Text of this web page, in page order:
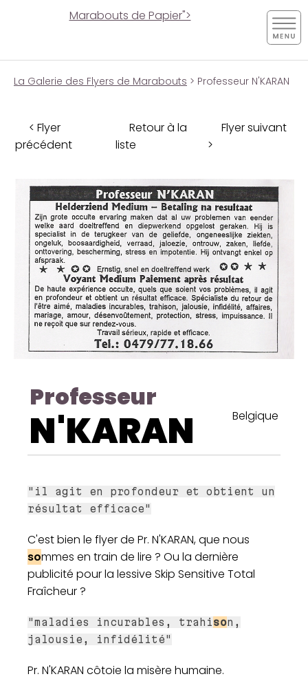
Marabouts de Papier">
La Galerie des Flyers de Marabouts > Professeur N'KARAN
< Flyer
précédent
Retour à la
liste
Flyer suivant
>
Professeur
N'KARAN Belgique
"il agit en profondeur et obtient un
résultat efficace"
C'est bien le flyer de Pr. N'KARAN, que nous
sommes en train de lire ? Ou la dernière
publicité pour la lessive Skip Sensitive Total
Fraîcheur ?
"maladies incurables, trahison,
jalousie, infidélité"
Pr. N'KARAN côtoie la misère humaine.